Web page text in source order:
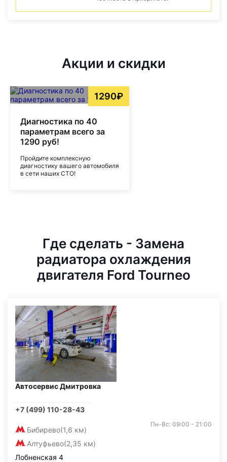
Акции и скидки
1290₽
Диагностика по 40
параметрам всего за
1290 руб!
Пройдите комплексную
диагностику вашего автомобиля
в сети наших СТО!
Где сделать - Замена
радиатора охлаждения
двигателя Ford Tourneo
Автосервис Дмитровка
+7 (499) 110-28-43
Бибирево(1,6 км)
Алтуфьево(2,35 км)
Пн-Вс: 09:00 - 21:00
Лобненская 4